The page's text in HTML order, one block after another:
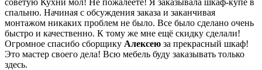
спальню. Начиная с обсуждения заказа и заканчивая
монтажом никаких проблем не было. Все было сделано очень
быстро и качественно. К тому же мне ещё скидку сделали!
Огромное спасибо сборщику Алексею за прекрасный шкаф!
Это мастер своего дела! Всю мебель буду заказывать только
здесь.